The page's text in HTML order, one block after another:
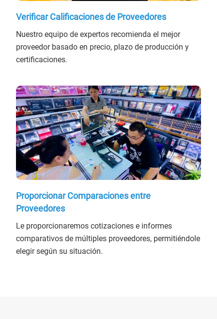
Verificar Calificaciones de Proveedores
Nuestro equipo de expertos recomienda el mejor
proveedor basado en precio, plazo de producción y
certificaciones.
Proporcionar Comparaciones entre
Proveedores
Le proporcionaremos cotizaciones e informes
comparativos de múltiples proveedores, permitiéndole
elegir según su situación.